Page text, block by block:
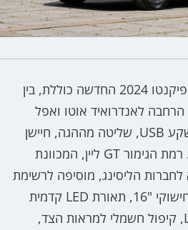
רמת הגימור LX של קיה פיקנטו 2024 החדשה כוללת, בין
מולטימדיה "8 עם הרחבה לאנדרואיד אוטו ואפל
קארפליי, חיישני חניה, שקע USB, שליטה מההגה, חיישן
אורות, חישוקי "15 ועוד. רמת הגימור GT ליין, המכוונת
הליסינג, מוסיפה לרשימת
האבזור חלון גג חשמלי, חישוקי "16, תאורת LED קדמית
ואחורית, תאורת יום LED, קיפול חשמלי למראות הצד,